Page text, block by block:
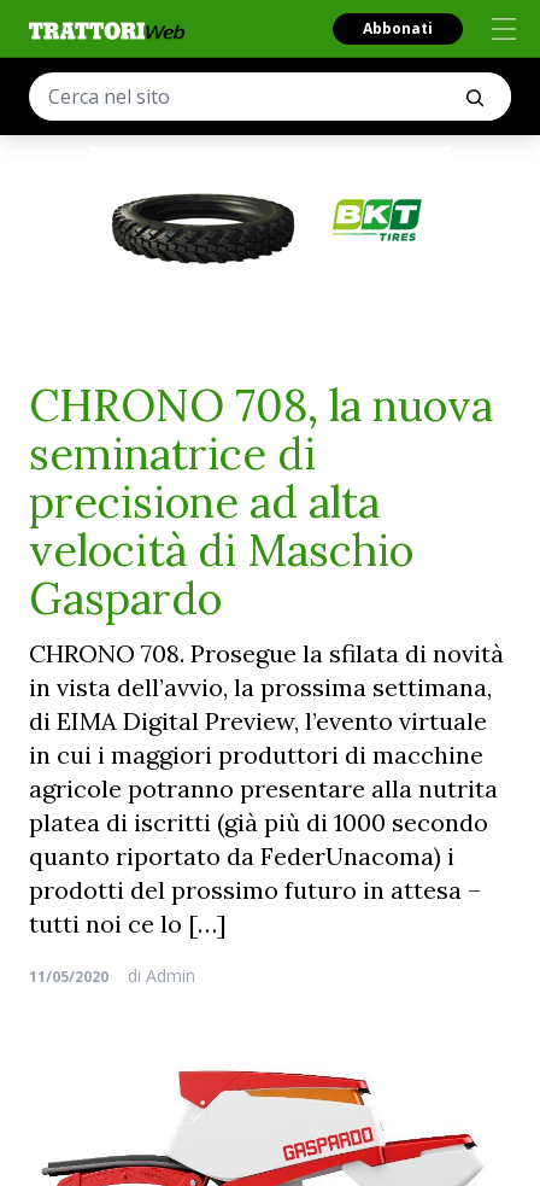
Abbonati
CHRONO 708, la nuova
seminatrice di
precisione ad alta
velocità di Maschio
Gaspardo
CHRONO 708. Prosegue la sfilata di novità
in vista dell’avvio, la prossima settimana,
di EIMA Digital Preview, l’evento virtuale
in cui i maggiori produttori di macchine
agricole potranno presentare alla nutrita
platea di iscritti (già più di 1000 secondo
quanto riportato da FederUnacoma) i
prodotti del prossimo futuro in attesa –
tutti noi ce lo […]
11/05/2020 di Admin